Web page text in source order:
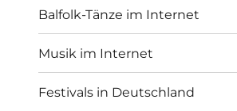
Balfolk-Tänze im Internet
Musik im Internet
Festivals in Deutschland